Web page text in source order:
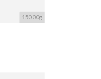
150.00g